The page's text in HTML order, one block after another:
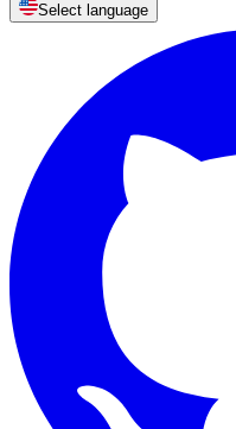
Select language